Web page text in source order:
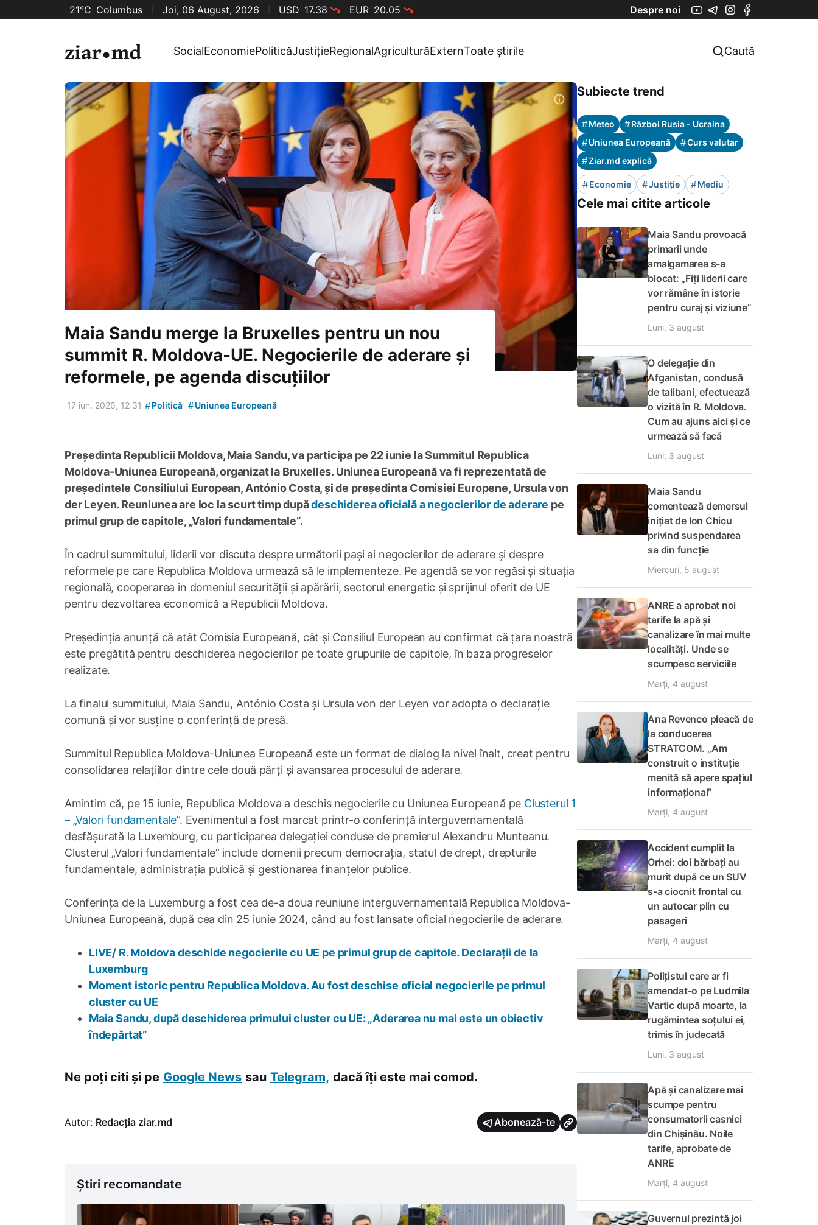
21°C Columbus Joi, 06 August, 2026 USD 17.38 EUR 20.05 Despre noi
SocialEconomiePoliticăJustițieRegionalAgriculturăExternToate știrile Caută
Maia Sandu merge la Bruxelles pentru un nou
summit R. Moldova-UE. Negocierile de aderare și
reformele, pe agenda discuțiilor
17 iun. 2026, 12:31 #Politică #Uniunea Europeană
Președinta Republicii Moldova, Maia Sandu, va participa pe 22 iunie la Summitul Republica
Moldova-Uniunea Europeană, organizat la Bruxelles. Uniunea Europeană va fi reprezentată de
președintele Consiliului European, António Costa, și de președinta Comisiei Europene, Ursula von
der Leyen. Reuniunea are loc la scurt timp dupădeschiderea oficială a negocierilor de aderare pe
primul grup de capitole, „Valori fundamentale”.
În cadrul summitului, liderii vor discuta despre următorii pași ai negocierilor de aderare și despre
reformele pe care Republica Moldova urmează să le implementeze. Pe agendă se vor regăsi și situația
regională, cooperarea în domeniul securității și apărării, sectorul energetic și sprijinul oferit de UE
pentru dezvoltarea economică a Republicii Moldova.
Președinția anunță că atât Comisia Europeană, cât și Consiliul European au confirmat că țara noastră
este pregătită pentru deschiderea negocierilor pe toate grupurile de capitole, în baza progreselor
realizate.
La finalul summitului, Maia Sandu, António Costa și Ursula von der Leyen vor adopta o declarație
comună și vor susține o conferință de presă.
Summitul Republica Moldova-Uniunea Europeană este un format de dialog la nivel înalt, creat pentru
consolidarea relațiilor dintre cele două părți și avansarea procesului de aderare.
Amintim că, pe 15 iunie, Republica Moldova a deschis negocierile cu Uniunea Europeană pe Clusterul 1
– „Valori fundamentale”. Evenimentul a fost marcat printr-o conferință interguvernamentală
desfășurată la Luxemburg, cu participarea delegației conduse de premierul Alexandru Munteanu.
Clusterul „Valori fundamentale” include domenii precum democrația, statul de drept, drepturile
fundamentale, administrația publică și gestionarea finanțelor publice.
Conferința de la Luxemburg a fost cea de-a doua reuniune interguvernamentală Republica Moldova-
Uniunea Europeană, după cea din 25 iunie 2024, când au fost lansate oficial negocierile de aderare.
LIVE/ R. Moldova deschide negocierile cu UE pe primul grup de capitole. Declarații de la
Luxemburg
Moment istoric pentru Republica Moldova. Au fost deschise oficial negocierile pe primul
cluster cu UE
Maia Sandu, după deschiderea primului cluster cu UE: „Aderarea nu mai este un obiectiv
îndepărtat”
Ne poți citi și pe Google News sau Telegram, dacă îți este mai comod.
Autor: Redacția ziar.md Abonează-te
Știri recomandate
Subiecte trend
#Meteo #Război Rusia - Ucraina
#Uniunea Europeană #Curs valutar
#Ziar.md explică
#Economie #Justiție #Mediu
Cele mai citite articole
Maia Sandu provoacă
primarii unde
amalgamarea s-a
blocat: „Fiți liderii care
vor rămâne în istorie
pentru curaj și viziune”
Luni, 3 august
O delegație din
Afganistan, condusă
de talibani, efectuează
o vizită în R. Moldova.
Cum au ajuns aici și ce
urmează să facă
Luni, 3 august
Maia Sandu
comentează demersul
inițiat de Ion Chicu
privind suspendarea
sa din funcție
Miercuri, 5 august
ANRE a aprobat noi
tarife la apă și
canalizare în mai multe
localități. Unde se
scumpesc serviciile
Marți, 4 august
Ana Revenco pleacă de
la conducerea
STRATCOM. „Am
construit o instituție
menită să apere spațiul
informațional”
Marți, 4 august
Accident cumplit la
Orhei: doi bărbați au
murit după ce un SUV
s-a ciocnit frontal cu
un autocar plin cu
pasageri
Marți, 4 august
Polițistul care ar fi
amendat-o pe Ludmila
Vartic după moarte, la
rugămintea soțului ei,
trimis în judecată
Luni, 3 august
Apă și canalizare mai
scumpe pentru
consumatorii casnici
din Chișinău. Noile
tarife, aprobate de
ANRE
Marți, 4 august
Guvernul prezintă joi